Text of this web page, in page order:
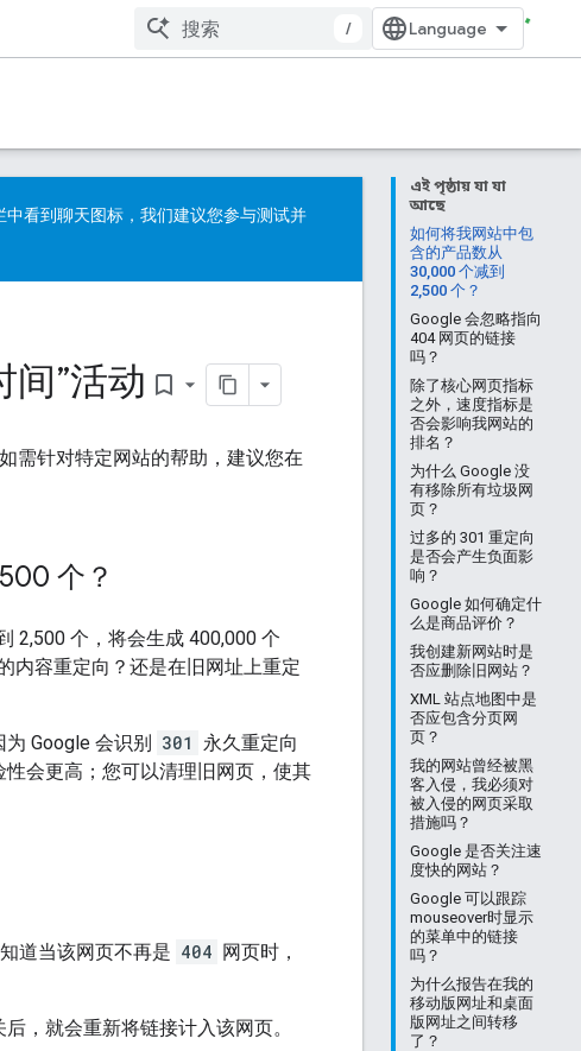
/
এই পৃষ্ঠায় যা যা
আছে
如何将我网站中包
含的产品数从
30,000 个减到
2,500 个？
Google 会忽略指向
404 网页的链接
吗？
除了核心网页指标
之外，速度指标是
否会影响我网站的
排名？
为什么 Google 没
有移除所有垃圾网
页？
过多的 301 重定向
是否会产生负面影
响？
Google 如何确定什
么是商品评价？
我创建新网站时是
否应删除旧网站？
XML 站点地图中是
否应包含分页网
页？
我的网站曾经被黑
客入侵，我必须对
被入侵的网页采取
措施吗？
Google 是否关注速
度快的网站？
Google 可以跟踪
mouseover时显示
的菜单中的链接
吗？
为什么报告在我的
移动版网址和桌面
版网址之间转移
了？
中看到聊天图标，我们建议您参与测试并
间”活动 bookmark_border
需针对特定网站的帮助，建议您在
500 个？
2,500 个，将会生成 400,000 个
内容重定向？还是在旧网址上重定
Google 会识别 301
永久重定向
会更高；您可以清理旧网页，使其
道当该网页不再是 404 网页时，
，就会重新将链接计入该网页。